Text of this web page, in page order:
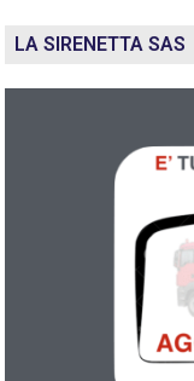
LA SIRENETTA SAS